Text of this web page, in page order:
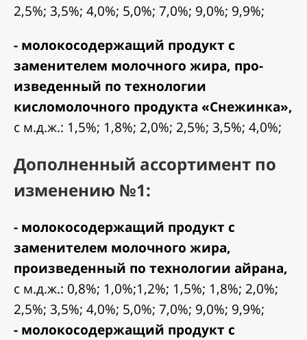
2,5%; 3,5%; 4,0%; 5,0%; 7,0%; 9,0%; 9,9%;
- молокосодержащий продукт с
заменителем молочного жира, про-
изведенный по технологии
кисломолочного продукта «Снежинка»,
с м.д.ж.: 1,5%; 1,8%; 2,0%; 2,5%; 3,5%; 4,0%;
Дополненный ассортимент по
изменению №1:
- молокосодержащий продукт с
заменителем молочного жира,
произведенный по технологии айрана,
с м.д.ж.: 0,8%; 1,0%;1,2%; 1,5%; 1,8%; 2,0%;
2,5%; 3,5%; 4,0%; 5,0%; 7,0%; 9,0%; 9,9%;
- молокосодержащий продукт с